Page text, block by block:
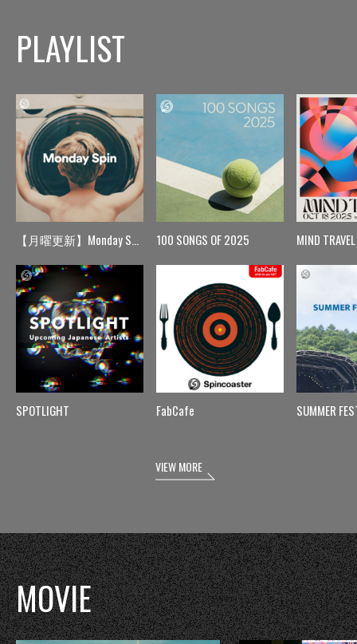
PLAYLIST
【月曜更新】Monday Spin
SPOTLIGHT
100 SONGS OF 2025
FabCafe
MIND TRAVEL
SUMMER
VIEW MORE
MOVIE